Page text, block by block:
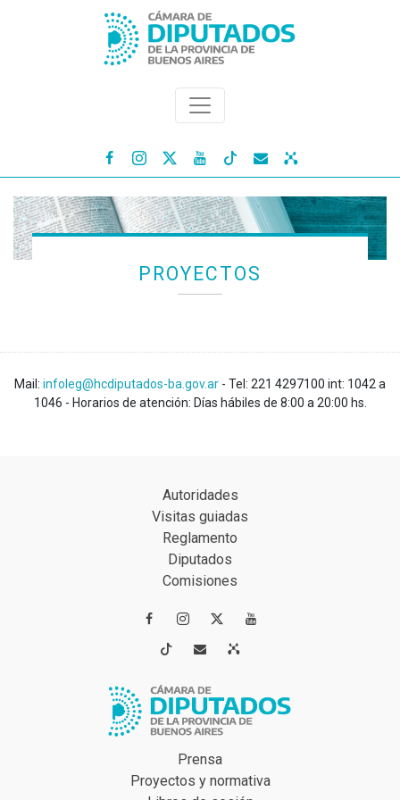
   
PROYECTOS
Mail: infoleg@hcdiputados-ba.gov.ar - Tel: 221 4297100 int: 1042 a
1046 - Horarios de atención: Días hábiles de 8:00 a 20:00 hs.
Autoridades
Visitas guiadas
Reglamento
Diputados
Comisiones
 
 
Prensa
Proyectos y normativa